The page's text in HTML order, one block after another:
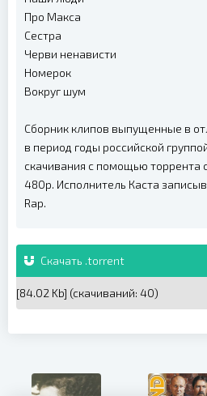
Про Макса
Сестра
Черви ненависти
Номерок
Вокруг шум
Сборник клипов выпущенные в
в период годы российской
скачивания с помощью торрента
480p. Исполнитель Каста
Rap.
Скачать .torrent
[84.02 Kb] (cкачиваний: 40)